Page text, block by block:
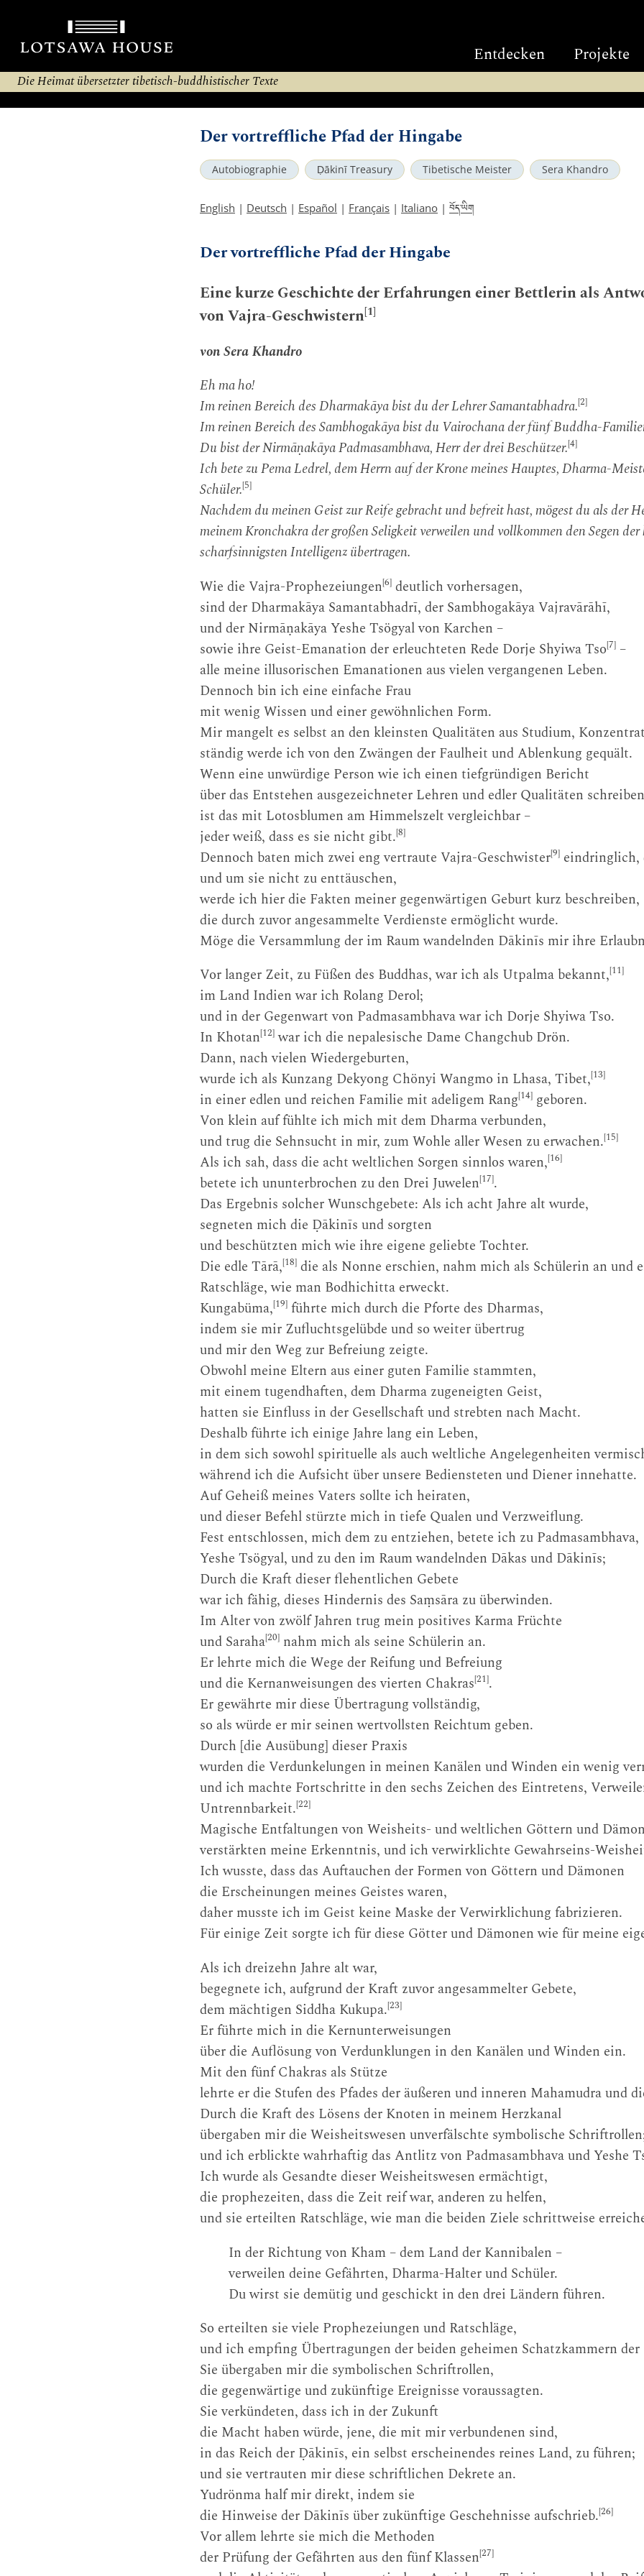
Entdecken Projekte
Die Heimat übersetzter tibetisch-buddhistischer Texte
Der vortreffliche Pfad der Hingabe
Autobiographie Ḍākinī Treasury Tibetische Meister Sera Khandro
English | Deutsch | Español | Français | Italiano | བོད་ཡིག
Der vortreffliche Pfad der Hingabe
Eine kurze Geschichte der Erfahrungen einer Bettlerin als
von Vajra-Geschwistern[1]
von Sera Khandro
Eh ma ho!
Im reinen Bereich des Dharmakāya bist du der Lehrer Samantabhadra.[2]
Im reinen Bereich des Sambhogakāya bist du Vairochana der fünf Buddha-
Du bist der Nirmāṇakāya Padmasambhava, Herr der drei Beschützer.[4]
Ich bete zu Pema Ledrel, dem Herrn auf der Krone meines Hauptes, Dharma-
Schüler.[5]
Nachdem du meinen Geist zur Reife gebracht und befreit hast, mögest du als der
meinem Kronchakra der großen Seligkeit verweilen und vollkommen den Segen der
scharfsinnigsten Intelligenz übertragen.
Wie die Vajra-Prophezeiungen[6] deutlich vorhersagen,
sind der Dharmakāya Samantabhadrī, der Sambhogakāya Vajravārāhī,
und der Nirmāṇakāya Yeshe Tsögyal von Karchen –
sowie ihre Geist-Emanation der erleuchteten Rede Dorje Shyiwa Tso[7] –
alle meine illusorischen Emanationen aus vielen vergangenen Leben.
Dennoch bin ich eine einfache Frau
mit wenig Wissen und einer gewöhnlichen Form.
Mir mangelt es selbst an den kleinsten Qualitäten aus Studium,
ständig werde ich von den Zwängen der Faulheit und Ablenkung gequält.
Wenn eine unwürdige Person wie ich einen tiefgründigen Bericht
über das Entstehen ausgezeichneter Lehren und edler Qualitäten
ist das mit Lotosblumen am Himmelszelt vergleichbar –
jeder weiß, dass es sie nicht gibt.[8]
Dennoch baten mich zwei eng vertraute Vajra-Geschwister[9] eindringlich,
und um sie nicht zu enttäuschen,
werde ich hier die Fakten meiner gegenwärtigen Geburt kurz beschreiben,
die durch zuvor angesammelte Verdienste ermöglicht wurde.
Möge die Versammlung der im Raum wandelnden Dākinīs mir ihre
Vor langer Zeit, zu Füßen des Buddhas, war ich als Utpalma bekannt,[11]
im Land Indien war ich Rolang Derol;
und in der Gegenwart von Padmasambhava war ich Dorje Shyiwa Tso.
In Khotan[12] war ich die nepalesische Dame Changchub Drön.
Dann, nach vielen Wiedergeburten,
wurde ich als Kunzang Dekyong Chönyi Wangmo in Lhasa, Tibet,[13]
in einer edlen und reichen Familie mit adeligem Rang[14] geboren.
Von klein auf fühlte ich mich mit dem Dharma verbunden,
und trug die Sehnsucht in mir, zum Wohle aller Wesen zu erwachen.[15]
Als ich sah, dass die acht weltlichen Sorgen sinnlos waren,[16]
betete ich ununterbrochen zu den Drei Juwelen[17].
Das Ergebnis solcher Wunschgebete: Als ich acht Jahre alt wurde,
segneten mich die Ḍākinīs und sorgten
und beschützten mich wie ihre eigene geliebte Tochter.
Die edle Tārā,[18] die als Nonne erschien, nahm mich als Schülerin an und
Ratschläge, wie man Bodhichitta erweckt.
Kungabüma,[19] führte mich durch die Pforte des Dharmas,
indem sie mir Zufluchtsgelübde und so weiter übertrug
und mir den Weg zur Befreiung zeigte.
Obwohl meine Eltern aus einer guten Familie stammten,
mit einem tugendhaften, dem Dharma zugeneigten Geist,
hatten sie Einfluss in der Gesellschaft und strebten nach Macht.
Deshalb führte ich einige Jahre lang ein Leben,
in dem sich sowohl spirituelle als auch weltliche Angelegenheiten
während ich die Aufsicht über unsere Bediensteten und Diener innehatte.
Auf Geheiß meines Vaters sollte ich heiraten,
und dieser Befehl stürzte mich in tiefe Qualen und Verzweiflung.
Fest entschlossen, mich dem zu entziehen, betete ich zu Padmasambhava,
Yeshe Tsögyal, und zu den im Raum wandelnden Dākas und Dākinīs;
Durch die Kraft dieser flehentlichen Gebete
war ich fähig, dieses Hindernis des Saṃsāra zu überwinden.
Im Alter von zwölf Jahren trug mein positives Karma Früchte
und Saraha[20] nahm mich als seine Schülerin an.
Er lehrte mich die Wege der Reifung und Befreiung
und die Kernanweisungen des vierten Chakras[21].
Er gewährte mir diese Übertragung vollständig,
so als würde er mir seinen wertvollsten Reichtum geben.
Durch [die Ausübung] dieser Praxis
wurden die Verdunkelungen in meinen Kanälen und Winden ein wenig
und ich machte Fortschritte in den sechs Zeichen des Eintretens,
Untrennbarkeit.[22]
Magische Entfaltungen von Weisheits- und weltlichen Göttern und
verstärkten meine Erkenntnis, und ich verwirklichte Gewahrseins-
Ich wusste, dass das Auftauchen der Formen von Göttern und Dämonen
die Erscheinungen meines Geistes waren,
daher musste ich im Geist keine Maske der Verwirklichung fabrizieren.
Für einige Zeit sorgte ich für diese Götter und Dämonen wie für meine
Als ich dreizehn Jahre alt war,
begegnete ich, aufgrund der Kraft zuvor angesammelter Gebete,
dem mächtigen Siddha Kukupa.[23]
Er führte mich in die Kernunterweisungen
über die Auflösung von Verdunklungen in den Kanälen und Winden ein.
Mit den fünf Chakras als Stütze
lehrte er die Stufen des Pfades der äußeren und inneren Mahamudra und
Durch die Kraft des Lösens der Knoten in meinem Herzkanal
übergaben mir die Weisheitswesen unverfälschte symbolische
und ich erblickte wahrhaftig das Antlitz von Padmasambhava und Yeshe
Ich wurde als Gesandte dieser Weisheitswesen ermächtigt,
die prophezeiten, dass die Zeit reif war, anderen zu helfen,
und sie erteilten Ratschläge, wie man die beiden Ziele schrittweise
In der Richtung von Kham – dem Land der Kannibalen –
verweilen deine Gefährten, Dharma-Halter und Schüler.
Du wirst sie demütig und geschickt in den drei Ländern führen.
So erteilten sie viele Prophezeiungen und Ratschläge,
und ich empfing Übertragungen der beiden geheimen Schatzkammern
Sie übergaben mir die symbolischen Schriftrollen,
die gegenwärtige und zukünftige Ereignisse voraussagten.
Sie verkündeten, dass ich in der Zukunft
die Macht haben würde, jene, die mit mir verbundenen sind,
in das Reich der Ḍākinīs, ein selbst erscheinendes reines Land, zu führen;
und sie vertrauten mir diese schriftlichen Dekrete an.
Yudrönma half mir direkt, indem sie
die Hinweise der Dākinīs über zukünftige Geschehnisse aufschrieb.[26]
Vor allem lehrte sie mich die Methoden
der Prüfung der Gefährten aus den fünf Klassen[27]